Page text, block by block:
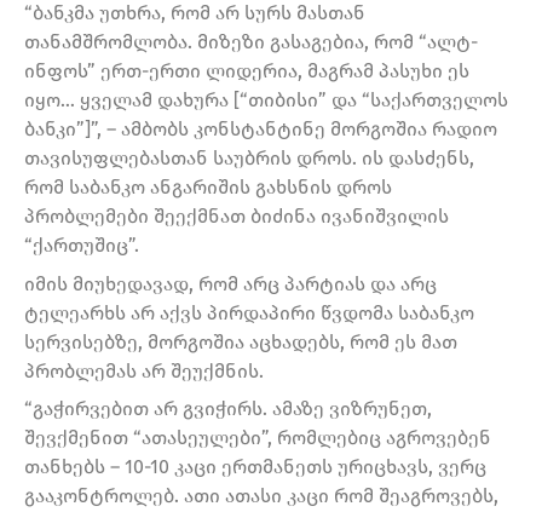
“ბანკმა უთხრა, რომ არ სურს მასთან
თანამშრომლობა. მიზეზი გასაგებია, რომ “ალტ-
ინფოს” ერთ-ერთი ლიდერია, მაგრამ პასუხი ეს
იყო… ყველამ დახურა [“თიბისი” და “საქართველოს
ბანკი”]”, – ამბობს კონსტანტინე მორგოშია რადიო
თავისუფლებასთან საუბრის დროს. ის დასძენს,
რომ საბანკო ანგარიშის გახსნის დროს
პრობლემები შეექმნათ ბიძინა ივანიშვილის
“ქართუშიც”.
იმის მიუხედავად, რომ არც პარტიას და არც
ტელეარხს არ აქვს პირდაპირი წვდომა საბანკო
სერვისებზე, მორგოშია აცხადებს, რომ ეს მათ
პრობლემას არ შეუქმნის.
“გაჭირვებით არ გვიჭირს. ამაზე ვიზრუნეთ,
შევქმენით “ათასეულები”, რომლებიც აგროვებენ
თანხებს – 10-10 კაცი ერთმანეთს ურიცხავს, ვერც
გააკონტროლებ. ათი ათასი კაცი რომ შეაგროვებს,